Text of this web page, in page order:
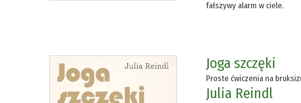
fałszywy alarm w ciele.
Joga szczęki
Proste ćwiczenia na
Julia Reindl